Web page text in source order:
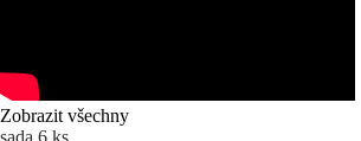
Zobrazit všechny
sada 6 ks